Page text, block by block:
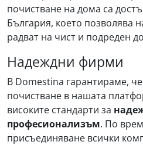
почистване на дома са
България, което позволява
радват на чист и подреден
Надеждни фирми
В Domestina гарантираме,
почистване в нашата
високите стандарти за
професионализъм. По
присъединяване всички